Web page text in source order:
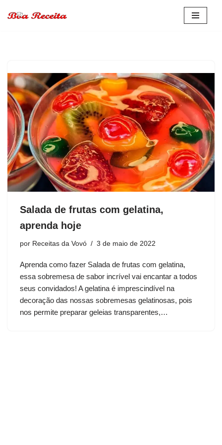
Salada de frutas com gelatina,
aprenda hoje
por Receitas da Vovó 3 de maio de 2022
Aprenda como fazer Salada de frutas com gelatina,
essa sobremesa de sabor incrível vai encantar a todos
seus convidados! A gelatina é imprescindível na
decoração das nossas sobremesas gelatinosas, pois
nos permite preparar geleias transparentes,…